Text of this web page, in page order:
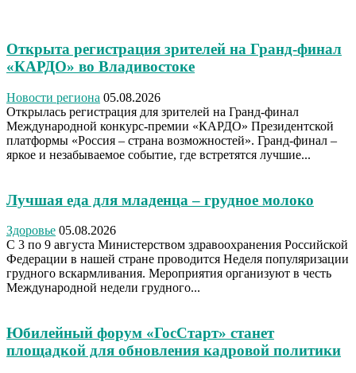
Открыта регистрация зрителей на Гранд-финал
«КАРДО» во Владивостоке
Новости региона 05.08.2026
Открылась регистрация для зрителей на Гранд-финал
Международной конкурс-премии «КАРДО» Президентской
платформы «Россия – страна возможностей». Гранд-финал –
яркое и незабываемое событие, где встретятся лучшие...
Лучшая еда для младенца – грудное молоко
Здоровье 05.08.2026
С 3 по 9 августа Министерством здравоохранения Российской
Федерации в нашей стране проводится Неделя популяризации
грудного вскармливания. Мероприятия организуют в честь
Международной недели грудного...
Юбилейный форум «ГосСтарт» станет
площадкой для обновления кадровой политики